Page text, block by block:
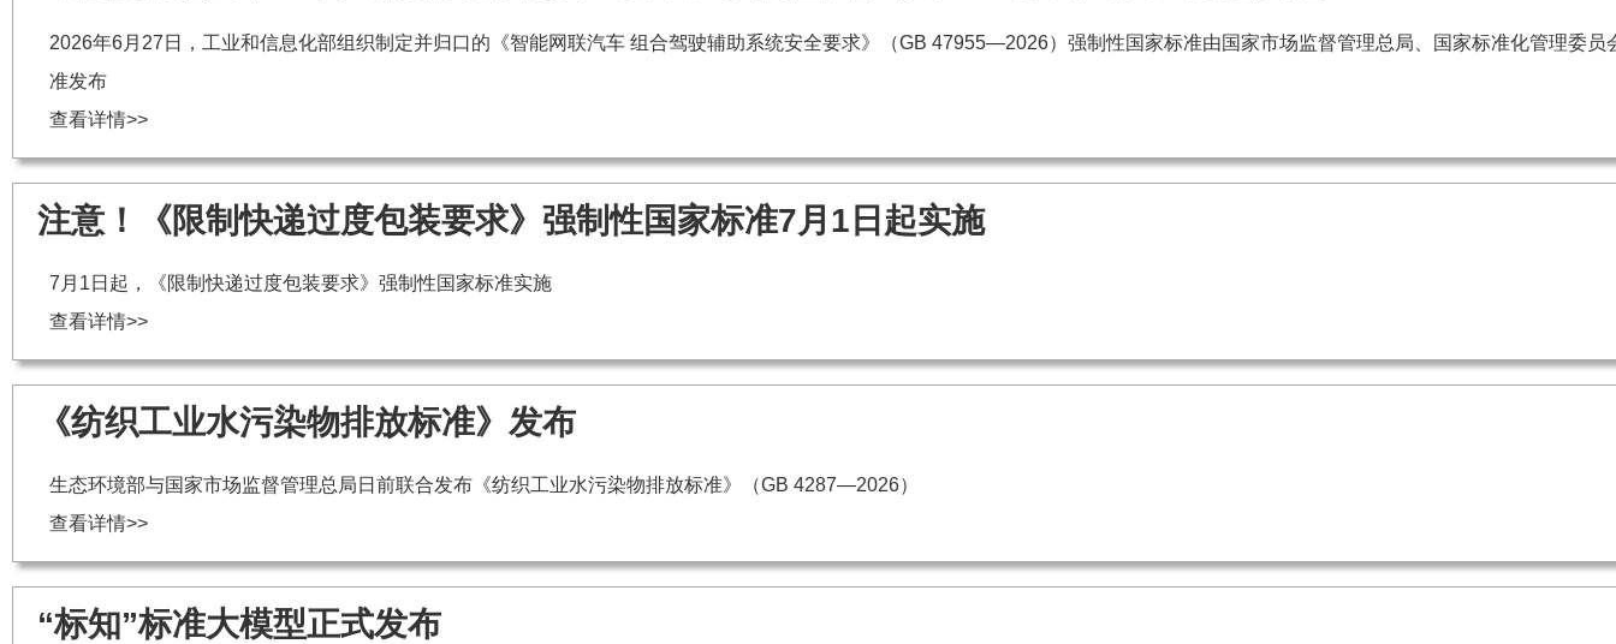
2026年6月27日，工业和信息化部组织制定并归口的《智能网联汽车 组合驾驶辅助系统安全要求》（GB 47955—2026）强制性国家标准由国家市场监督管理总局、国家标准化管理委员
准发布
查看详情>>
注意！《限制快递过度包装要求》强制性国家标准7月1日起实施
7月1日起，《限制快递过度包装要求》强制性国家标准实施
查看详情>>
《纺织工业水污染物排放标准》发布
生态环境部与国家市场监督管理总局日前联合发布《纺织工业水污染物排放标准》（GB 4287—2026）
查看详情>>
“标知”标准大模型正式发布